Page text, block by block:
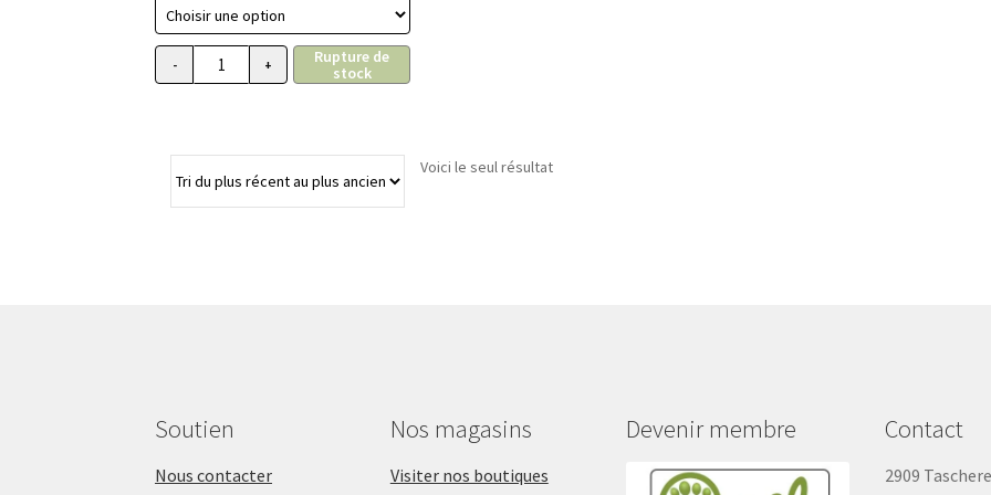
11.99$
à
18.99$
quantité de Jouet à mâcher JW Chompion pour chiens
- +
Rupture de
stock
Voici le seul résultat
Soutien
Nous contacter
Nos magasins
Visiter nos boutiques
Devenir membre Contact
2909